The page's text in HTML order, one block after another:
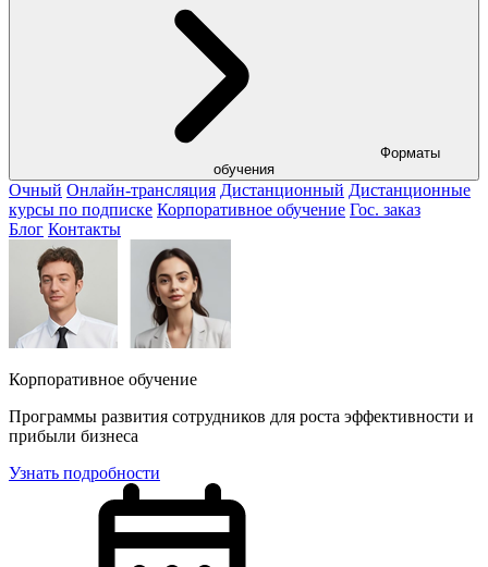
обучения
Очный Онлайн-трансляция Дистанционный Дистанционные
курсы по подписке Корпоративное обучение Гос. заказ
Блог Контакты
Корпоративное обучение
Программы развития сотрудников для роста эффективности и
прибыли бизнеса
Узнать подробности